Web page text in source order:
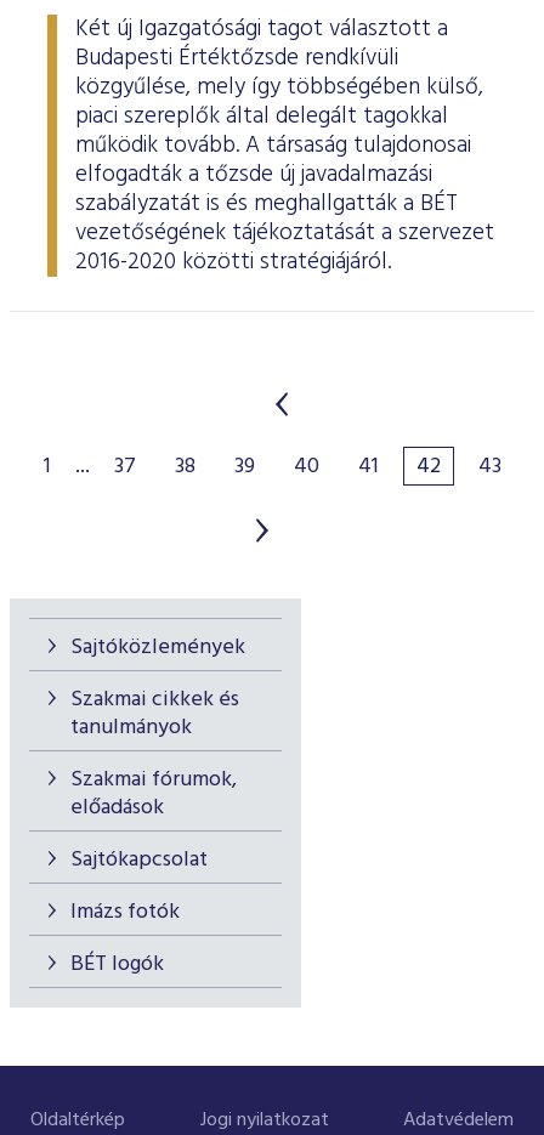
Sajtóközlemények
Szakmai cikkek és
tanulmányok
Szakmai fórumok,
előadások
Sajtókapcsolat
Imázs fotók
BÉT logók
Két új Igazgatósági tagot választott a
Budapesti Értéktőzsde rendkívüli
közgyűlése, mely így többségében külső,
piaci szereplők által delegált tagokkal
működik tovább. A társaság tulajdonosai
elfogadták a tőzsde új javadalmazási
szabályzatát is és meghallgatták a BÉT
vezetőségének tájékoztatását a szervezet
2016-2020 közötti stratégiájáról.
1 ... 37 38 39 40 41 42 43
Oldaltérkép Jogi nyilatkozat Adatvédelem